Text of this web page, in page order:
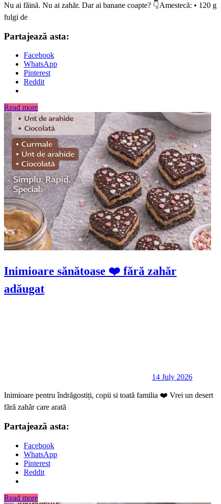
Nu ai făină. Nu ai zahăr. Dar ai banane coapte? 👇Amestecă: • 120 g
fulgi de
Partajează asta:
Facebook
WhatsApp
Pinterest
Reddit
Read more
Inimioare sănătoase ❤️ fără zahăr
adăugat
14 July 2026
Inimioare pentru îndrăgostiți, copii si toată familia ❤️ Vrei un desert
fără zahăr care arată
Partajează asta:
Facebook
WhatsApp
Pinterest
Reddit
Read more